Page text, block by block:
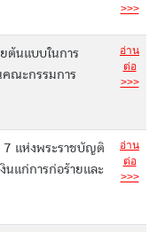
>>>
ต้นแบบในการ
คณะกรรมการ
อ่าน
ต่อ
>>>
7 แห่งพระราชบัญติ
นแก่การก่อร้ายและ
อ่าน
ต่อ
>>>